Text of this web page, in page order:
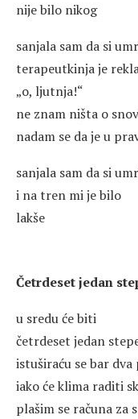
nije bilo nikog
sanjala sam da si
terapeutkinja je
„o, ljutnja!“
ne znam ništa o
nadam se da je u
sanjala sam da si
i na tren mi je bilo
lakše
Četrdeset jedan
u sredu će biti
četrdeset jedan
istuširaću se bar dva
iako će klima raditi
plašim se računa za